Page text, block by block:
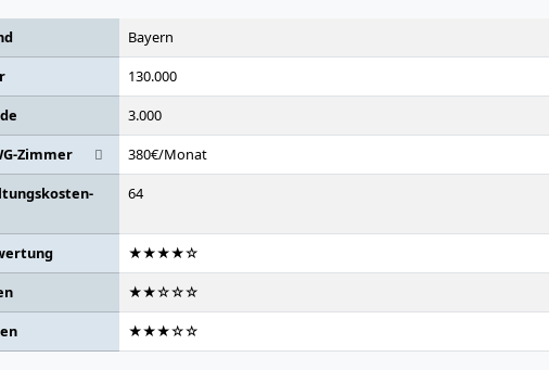
Bayern
130.000
3.000
Zimmer
380€/Monat
64
★★★★☆
★★☆☆☆
★★★☆☆